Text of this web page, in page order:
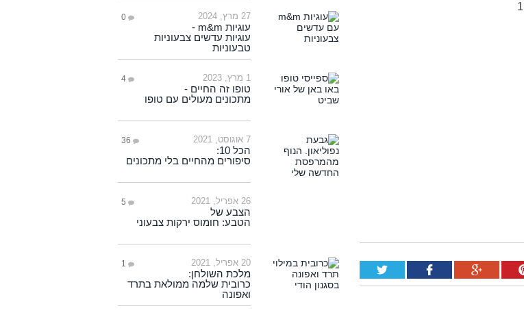
27 מרץ, 2024 0
עוגיות m&m -
עוגיות עדשים צבעוניות
טבעוניות
1 מרץ, 2023 4
טופו זה החיים -
מתכונים מעולים עם טופו
7 אוגוסט, 2021 36
הכל 10:
סיפורים מהחיים בלי מתכונים
26 אפריל, 2021 5
הצבע של
הטבע: חומוס ירקות צבעוני
20 אפריל, 2021 1
מלכת השולחן:
כרובית שלמה ממולאת בתרד
ואפונה